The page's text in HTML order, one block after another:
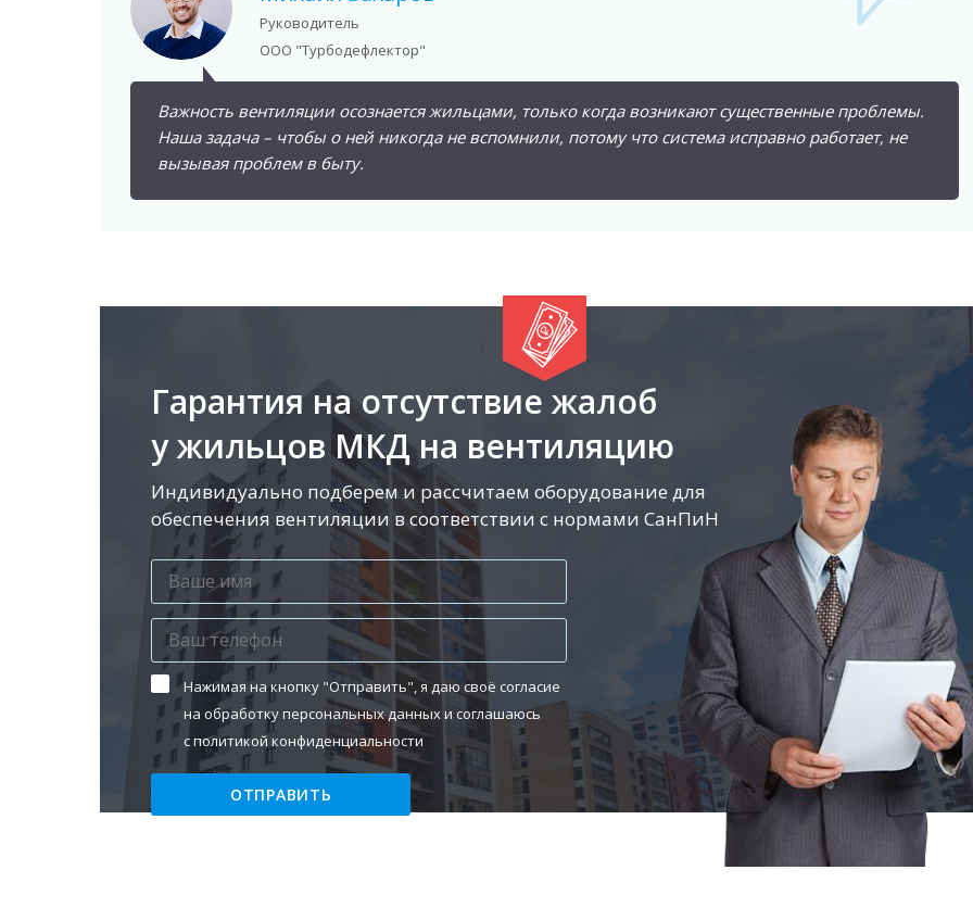
Руководитель
ООО "Турбодефлектор"
Важность вентиляции осознается жильцами, только когда возникают существенные проблемы.
Наша задача – чтобы о ней никогда не вспомнили, потому что система исправно работает, не
вызывая проблем в быту.
Гарантия на отсутствие жалоб
у жильцов МКД на вентиляцию
Индивидуально подберем и рассчитаем оборудование для
обеспечения вентиляции в соответствии с нормами СанПиН
Нажимая на кнопку "Отправить", я даю своё согласие
на обработкуперсональных данныхи соглашаюсь
сполитикой конфиденциальности
ОТПРАВИТЬ